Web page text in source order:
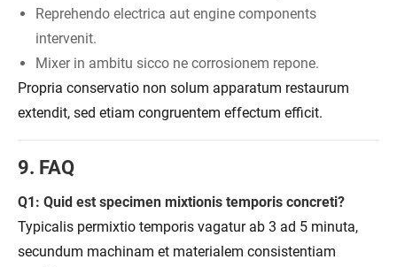
Reprehendo electrica aut engine components
intervenit.
Mixer in ambitu sicco ne corrosionem repone.
Propria conservatio non solum apparatum restaurum
extendit, sed etiam congruentem effectum efficit.
9. FAQ
Q1: Quid est specimen mixtionis temporis concreti?
Typicalis permixtio temporis vagatur ab 3 ad 5 minuta,
secundum machinam et materialem consistentiam